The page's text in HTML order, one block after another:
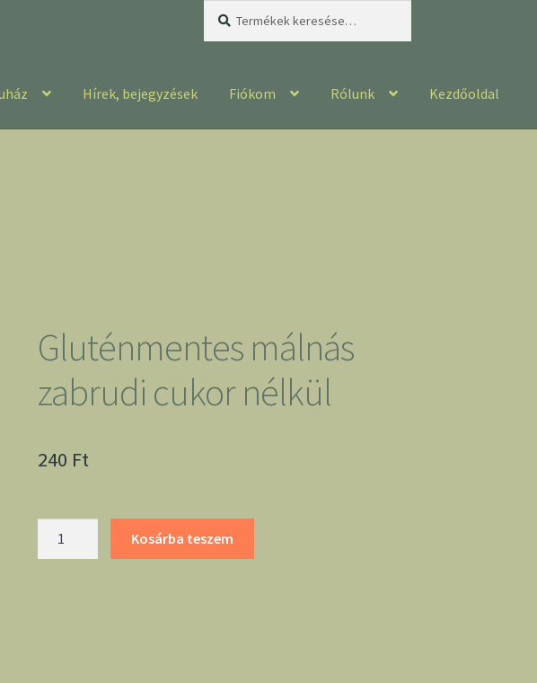
Hírek, bejegyzések Fiókom Rólunk Kezdőoldal
Gluténmentes málnás
zabrudi cukor nélkül
240 Ft
Kosárba teszem